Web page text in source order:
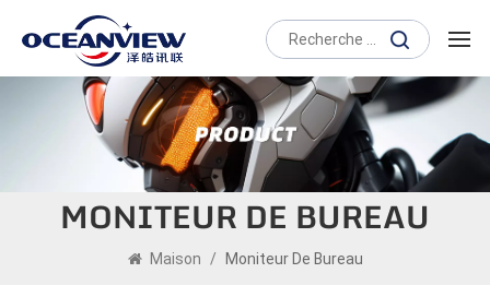
MONITEUR DE BUREAU
Maison / Moniteur De Bureau